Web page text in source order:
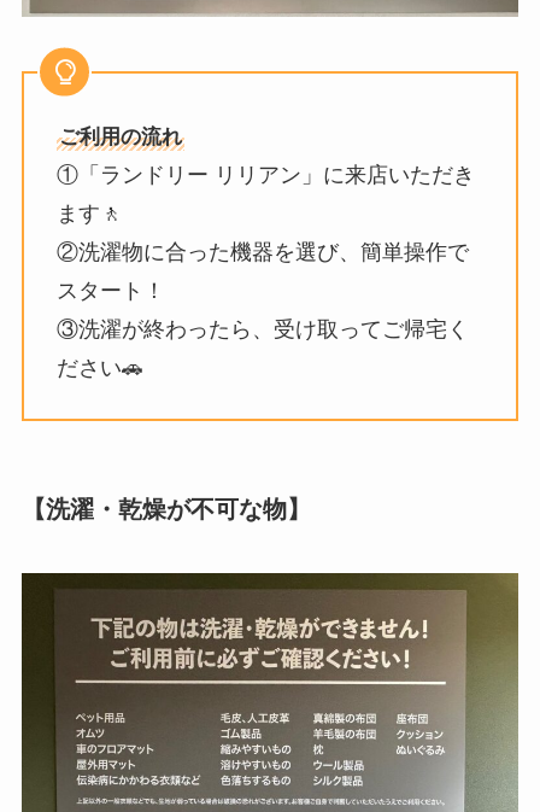
ご利用の流れ
①「ランドリー リリアン」に来店いただき
ます🚶
②洗濯物に合った機器を選び、簡単操作で
スタート！
③洗濯が終わったら、受け取ってご帰宅く
ださい🚗
【洗濯・乾燥が不可な物】